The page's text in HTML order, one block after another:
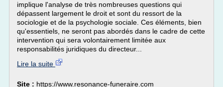
implique l'analyse de très nombreuses questions qui
dépassent largement le droit et sont du ressort de la
sociologie et de la psychologie sociale. Ces éléments, bien
qu'essentiels, ne seront pas abordés dans le cadre de cette
intervention qui sera volontairement limitée aux
responsabilités juridiques du directeur...
Lire la suite
Site : https://www.resonance-funeraire.com